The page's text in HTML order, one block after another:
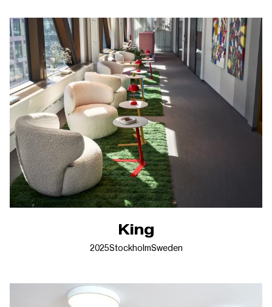
King
2025StockholmSweden